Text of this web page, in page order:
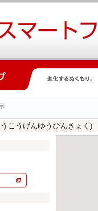
こうげんゆうびんきょく)